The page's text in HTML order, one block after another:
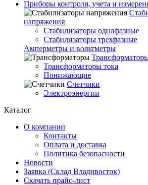
Приборы контроля, учета и
напряжения
Стабилизаторы однофазные
Стабилизаторы трехфазные
Амперметры и вольтметры
Трансформаторы тока
Понижающие
Счетчики
Электроэнергии
Каталог
О компании
Контакты
Оплата и доставка
Политика безопасности
Новости
Заявка (Склад Владивосток)
Скачать прайс-лист